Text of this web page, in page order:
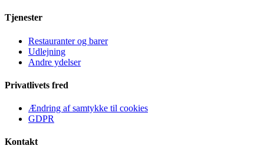
Tjenester
Restauranter og barer
Udlejning
Andre ydelser
Privatlivets fred
Ændring af samtykke til cookies
GDPR
Kontakt